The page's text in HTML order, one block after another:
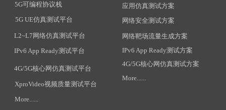
4G/5G核心网仿真测试方案
应用仿真测试方案
网络安全测试方案
网络靶场流量生成方案
IPv6 App Ready测试方案
More......
4G/5G核心网仿真测试平台
L2~L7网络仿真测试平台
IPv6 App Ready测试平台
More......
5G UE仿真测试平台
XproVideo视频质量测试平台
5G可编程协议栈